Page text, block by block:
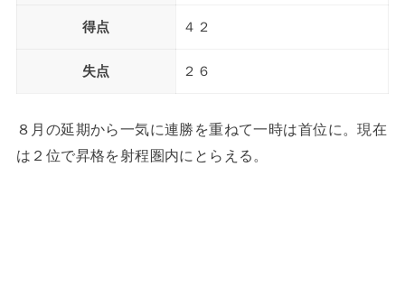
得点 ４２
失点 ２６
８月の延期から一気に連勝を重ねて一時は首位に。現在
は２位で昇格を射程圏内にとらえる。